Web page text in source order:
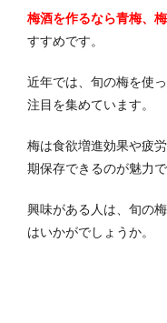
梅酒を作るなら青梅、
すすめです。
近年では、旬の梅を使
注目を集めています。
梅は食欲増進効果や疲
期保存できるのが魅力で
興味がある人は、旬の
はいかがでしょうか。